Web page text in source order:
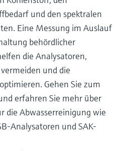
und den spektralen
Eine Messung im Auslauf
behördlicher
die Analysatoren,
und die
Gehen Sie zum
erfahren Sie mehr über
die Abwasserreinigung wie
Analysatoren und SAK-